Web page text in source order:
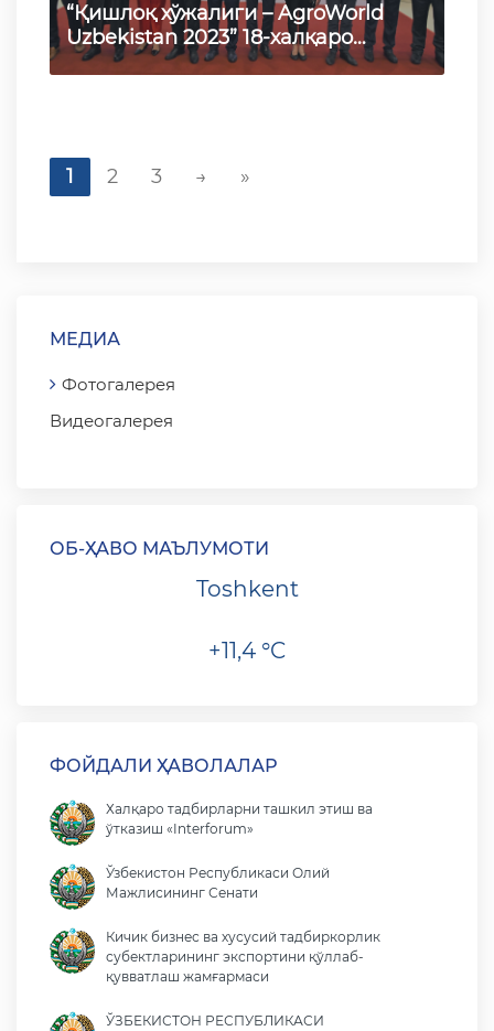
“Қишлоқ хўжалиги – AgroWorld
Uzbekistan 2023” 18-халқаро
кўргазмаси
1 2 3 → »
МЕДИА
Фотогалерея
Видеогалерея
ОБ-ҲАВО МАЪЛУМОТИ
Toshkent
+11,4 °C
ФОЙДАЛИ ҲАВОЛАЛАР
Халқаро тадбирларни ташкил этиш ва
ўтказиш «Interforum»
Ўзбекистон Республикаси Олий
Мажлисининг Сенати
Кичик бизнес ва хусусий тадбиркорлик
субектларининг экспортини қўллаб-
қувватлаш жамғармаси
ЎЗБЕКИСТОН РЕСПУБЛИКАСИ